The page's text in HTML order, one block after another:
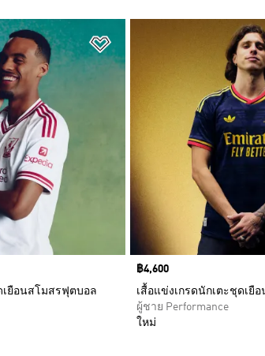
เพิ่มไปยังรายการสินค้าโปร
เยือนสโมสรฟุตบอล
Price
฿4,600
เสื้อแข่งเกรดนักเตะชุดเยือ
ผู้ชาย Performance
ใหม่